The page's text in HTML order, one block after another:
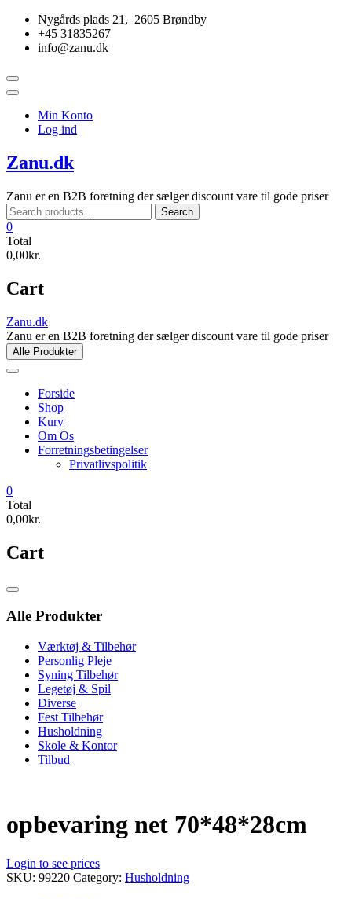
Skip
content
Nygårds plads 21, 2605 Brøndby
+45 31835267
info@zanu.dk
Topbar
Menu
Min Konto
Log ind
Zanu.dk
Zanu er en B2B foretning der sælger discount vare til gode priser
Search
for:
Search
0
Total
0,00kr.
Cart
Zanu.dk
Zanu er en B2B foretning der sælger discount vare til gode priser
Alle Produkter
Forside
Shop
Kurv
Om Os
Forretningsbetingelser
Privatlivspolitik
0
Total
0,00kr.
Cart
Catalog
Alle Produkter
Værktøj & Tilbehør
Personlig Pleje
Syning Tilbehør
Legetøj & Spil
Diverse
Fest Tilbehør
Husholdning
Skole & Kontor
Tilbud
opbevaring net 70*48*28cm
Login to see prices
SKU: 99220 Category: Husholdning